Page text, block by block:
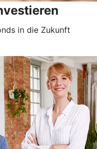
in die Zukunft